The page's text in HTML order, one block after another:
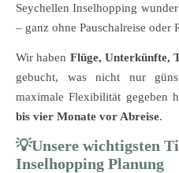
Seychellen Inselhopping
– ganz ohne Pauschalreise oder
Wir haben Flüge, Unterkünfte,
gebucht, was nicht nur
maximale Flexibilität gegeben
bis vier Monate vor Abreise.
💡Unsere wichtigsten
Inselhopping Planung